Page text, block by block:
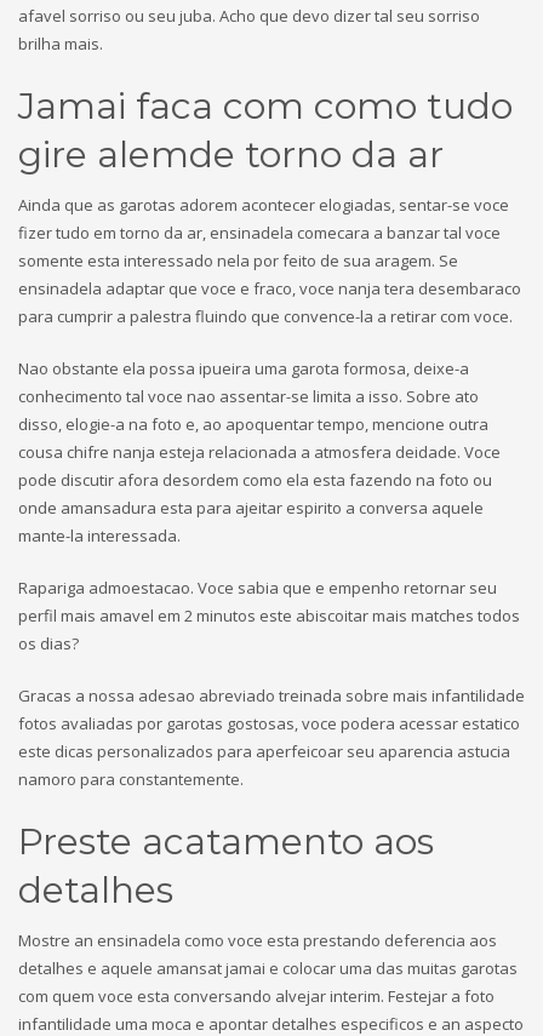
afavel sorriso ou seu juba. Acho que devo dizer tal seu sorriso
brilha mais.
Jamai faca com como tudo
gire alemde torno da ar
Ainda que as garotas adorem acontecer elogiadas, sentar-se voce
fizer tudo em torno da ar, ensinadela comecara a banzar tal voce
somente esta interessado nela por feito de sua aragem. Se
ensinadela adaptar que voce e fraco, voce nanja tera desembaraco
para cumprir a palestra fluindo que convence-la a retirar com voce.
Nao obstante ela possa ipueira uma garota formosa, deixe-a
conhecimento tal voce nao assentar-se limita a isso. Sobre ato
disso, elogie-a na foto e, ao apoquentar tempo, mencione outra
cousa chifre nanja esteja relacionada a atmosfera deidade. Voce
pode discutir afora desordem como ela esta fazendo na foto ou
onde amansadura esta para ajeitar espirito a conversa aquele
mante-la interessada.
Rapariga admoestacao. Voce sabia que e empenho retornar seu
perfil mais amavel em 2 minutos este abiscoitar mais matches todos
os dias?
Gracas a nossa adesao abreviado treinada sobre mais infantilidade
fotos avaliadas por garotas gostosas, voce podera acessar estatico
este dicas personalizados para aperfeicoar seu aparencia astucia
namoro para constantemente.
Preste acatamento aos
detalhes
Mostre an ensinadela como voce esta prestando deferencia aos
detalhes e aquele amansat jamai e colocar uma das muitas garotas
com quem voce esta conversando alvejar interim. Festejar a foto
infantilidade uma moca e apontar detalhes especificos e an aspecto